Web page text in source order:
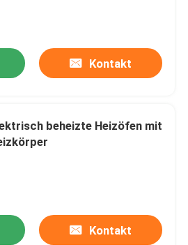
Kontakt
beheizte Heizöfen mit
Kontakt